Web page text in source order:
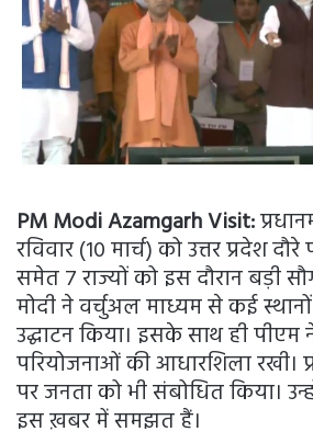
PM Modi Azamgarh Visit:
रविवार (10 मार्च) को उत्तर प्रदेश
समेत 7 राज्यों को इस दौरान बड़ी
मोदी ने वर्चुअल माध्यम से कई
उद्घाटन किया। इसके साथ ही पीएम
परियोजनाओं की आधारशिला रखी।
पर जनता को भी संबोधित किया।
इस ख़बर में समझत हैं।